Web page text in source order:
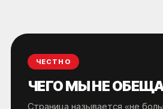
ЧЕСТНО
ЧЕГО МЫ НЕ
Страница называется «не